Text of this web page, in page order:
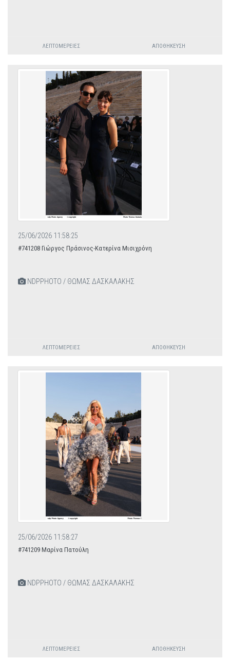
ΛΕΠΤΟΜΈΡΕΙΕΣ ΑΠΟΘΉΚΕΥΣΗ
25/06/2026 11:58:25
#741208 Γιώργος Πράσινος-Κατερίνα Μισιχρόνη
NDPPHOTO / ΘΩΜΑΣ ΔΑΣΚΑΛΑΚΗΣ
ΛΕΠΤΟΜΈΡΕΙΕΣ ΑΠΟΘΉΚΕΥΣΗ
25/06/2026 11:58:27
#741209 Μαρίνα Πατούλη
NDPPHOTO / ΘΩΜΑΣ ΔΑΣΚΑΛΑΚΗΣ
ΛΕΠΤΟΜΈΡΕΙΕΣ ΑΠΟΘΉΚΕΥΣΗ